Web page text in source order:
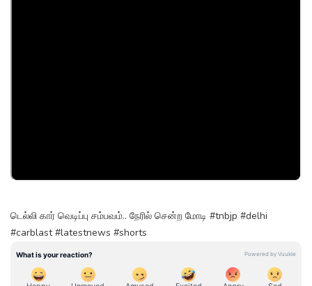
டெல்லி கார் வெடிப்பு சம்பவம்.. நேரில் சென்ற மோடி #tnbjp #delhi
#carblast #latestnews #shorts